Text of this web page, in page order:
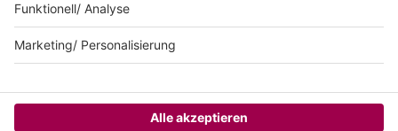
© sunshine live / realisiert auf Basis von resc.web, dem CMS von resc.